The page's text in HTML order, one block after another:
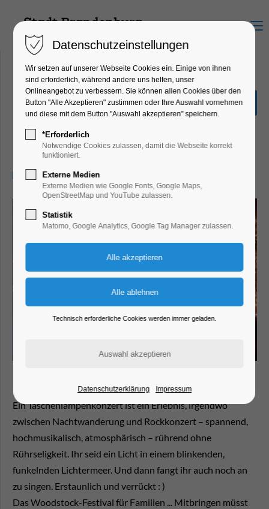
Menu
Rumpelstil –
Taschenlampenkonzert
Highlight, Kinder, Jugend, Konzert, Musik,
Kultursommer, Party, Feiern, Fest
25.07.2025, 20:30–22:00
Ein Taschenlampenkonzert ist ein Erlebnis, irgendwo
zwischen Nachtwanderung und Rockkonzert – spannend,
hochmusikalisch, atmosphärisch – rührend ohne
Rührseligkeit. Ihr seid ein Licht in einem blinkenden,
funkelnden Lichtermeer. Und dann fangt ihr auch noch an
zu singen. Erstaunlich und verrückt : )
Das Woodstock-Festival für Familien ... Mitbringen müsst
Datenschutzeinstellungen
Wir setzen auf unserer Webseite Cookies ein. Einige von ihnen
sind erforderlich, während andere uns helfen, unser
Onlineangebot zu verbessern. Sie können allen Cookies über den
Button "Alle Akzeptieren" zustimmen oder Ihre Auswahl vornehmen
und diese mit dem Button "Auswahl akzeptieren" speichern.
*Erforderlich
Notwendige Cookies zulassen, damit die Webseite korrekt
funktioniert.
Externe Medien
Externe Medien wie Google Fonts, Google Maps,
OpenStreetMap und YouTube zulassen.
Statistik
Matomo, Google Analytics, Google Tag Manager zulassen.
Technisch erforderliche Cookies werden immer geladen.
Datenschutzerklärung Impressum